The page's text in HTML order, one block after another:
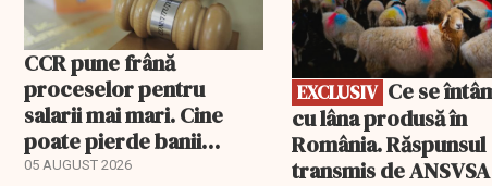
CCR pune frână
proceselor pentru
salarii mai mari. Cine
poate pierde banii
ceruți statului
05 AUGUST 2026
EXCLUSIV
cu lâna produsă în
România. Răspunsul
transmis de ANSVSA